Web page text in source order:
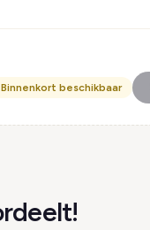
Binnenkort beschikbaar